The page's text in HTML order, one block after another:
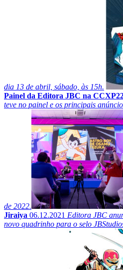
dia 13 de abril, sábado, às 15h.
Painel da Editora JBC na
teve no painel e os principais
de 2022.
Jiraiya 06.12.2021 Editora JBC
novo quadrinho para o selo